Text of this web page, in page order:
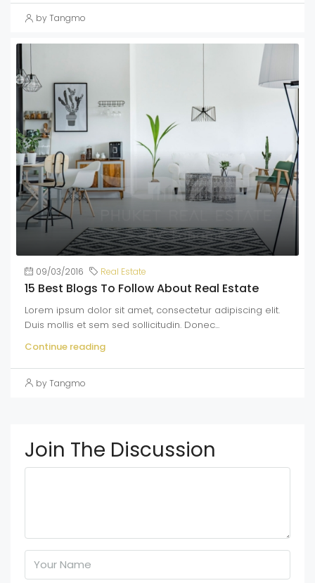
by Tangmo
09/03/2016 Real Estate
15 Best Blogs To Follow About Real Estate
Lorem ipsum dolor sit amet, consectetur adipiscing elit.
Duis mollis et sem sed sollicitudin. Donec...
Continue reading
by Tangmo
Join The Discussion